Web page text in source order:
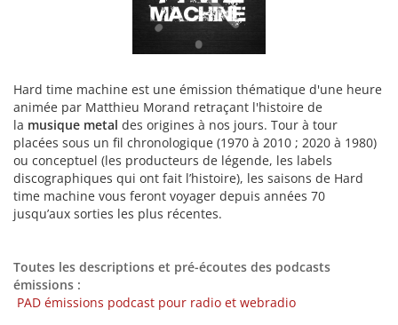
Hard time machine est une émission thématique d'une heure
animée par Matthieu Morand retraçant l'histoire de
la musique metal des origines à nos jours. Tour à tour
placées sous un fil chronologique (1970 à 2010 ; 2020 à 1980)
ou conceptuel (les producteurs de légende, les labels
discographiques qui ont fait l’histoire), les saisons de Hard
time machine vous feront voyager depuis années 70
jusqu’aux sorties les plus récentes.
Toutes les descriptions et pré-écoutes des podcasts
émissions :
PAD émissions podcast pour radio et webradio